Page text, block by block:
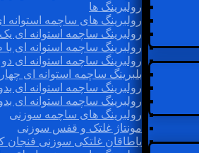
رولبرینگ ها
رولبرینگ های ساچمه استوانه
رولبرینگ ساچمه استوانه ای
رولبرینگ ساچمه استوانه ای با
رولبرینگ ساچمه استوانه ای دو
بلبرینگ ساچمه استوانه ای
رولبرینگ ساچمه استوانه ای
رولبرینگ ساچمه استوانه ای
رولبرینگ های ساچمه سوزنی
مونتاژ غلتک و قفس سوزنی
یاطاقان غلتکی سوزنی فنجان